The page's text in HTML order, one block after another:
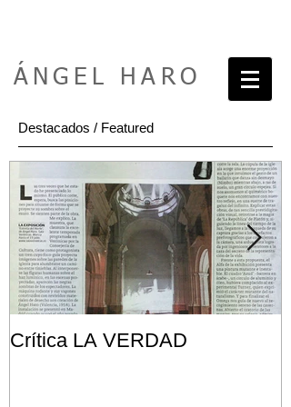
ÁNGEL HARO
Destacados / Featured
Crítica LA VERDAD